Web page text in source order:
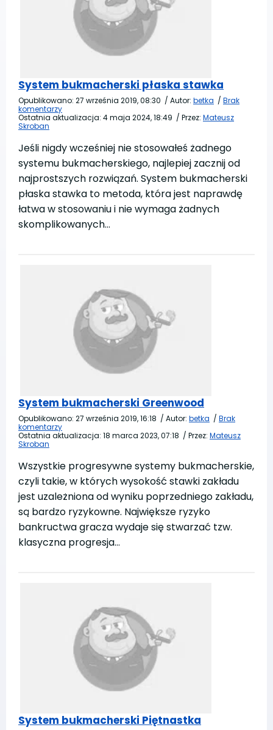
System bukmacherski płaska stawka
Opublikowano: 27 września 2019, 08:30 / Autor: betka / Brak
komentarzy
Ostatnia aktualizacja: 4 maja 2024, 18:49 / Przez: Mateusz
Skroban
Jeśli nigdy wcześniej nie stosowałeś żadnego
systemu bukmacherskiego, najlepiej zacznij od
najprostszych rozwiązań. System bukmacherski
płaska stawka to metoda, która jest naprawdę
łatwa w stosowaniu i nie wymaga żadnych
skomplikowanych…
System bukmacherski Greenwood
Opublikowano: 27 września 2019, 16:18 / Autor: betka / Brak
komentarzy
Ostatnia aktualizacja: 18 marca 2023, 07:18 / Przez: Mateusz
Skroban
Wszystkie progresywne systemy bukmacherskie,
czyli takie, w których wysokość stawki zakładu
jest uzależniona od wyniku poprzedniego zakładu,
są bardzo ryzykowne. Największe ryzyko
bankructwa gracza wydaje się stwarzać tzw.
klasyczna progresja…
System bukmacherski Piętnastka